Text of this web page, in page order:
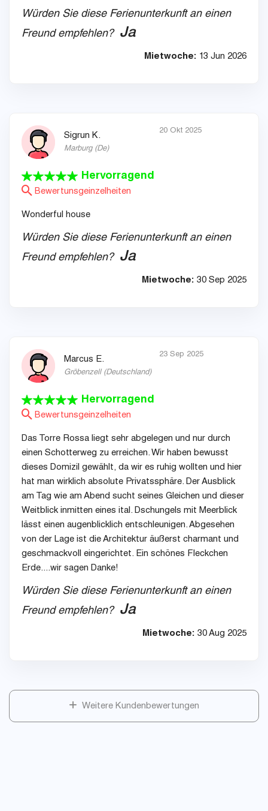
Würden Sie diese Ferienunterkunft an einen
Freund empfehlen? Ja
Mietwoche: 13 Jun 2026
Sigrun K.
Marburg(De)
Hervorragend
Bewertunsgeinzelheiten
20 Okt 2025
Wonderful house
Würden Sie diese Ferienunterkunft an einen
Freund empfehlen? Ja
Mietwoche: 30 Sep 2025
Marcus E.
Gröbenzell(Deutschland)
Hervorragend
Bewertunsgeinzelheiten
23 Sep 2025
Das Torre Rossa liegt sehr abgelegen und nur durch
einen Schotterweg zu erreichen. Wir haben bewusst
dieses Domizil gewählt, da wir es ruhig wollten und hier
hat man wirklich absolute Privatssphäre. Der Ausblick
am Tag wie am Abend sucht seines Gleichen und dieser
Weitblick inmitten eines ital. Dschungels mit Meerblick
lässt einen augenblicklich entschleunigen. Abgesehen
von der Lage ist die Architektur äußerst charmant und
geschmackvoll eingerichtet. Ein schönes Fleckchen
Erde....wir sagen Danke!
Würden Sie diese Ferienunterkunft an einen
Freund empfehlen? Ja
Mietwoche: 30 Aug 2025
Weitere Kundenbewertungen